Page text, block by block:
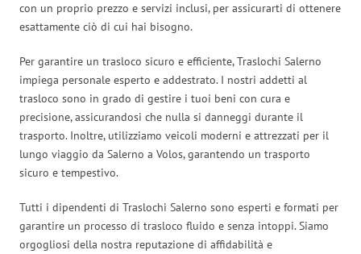
con un proprio prezzo e servizi inclusi, per assicurarti di ottenere
esattamente ciò di cui hai bisogno.
Per garantire un trasloco sicuro e efficiente, Traslochi Salerno
impiega personale esperto e addestrato. I nostri addetti al
trasloco sono in grado di gestire i tuoi beni con cura e
precisione, assicurandosi che nulla si danneggi durante il
trasporto. Inoltre, utilizziamo veicoli moderni e attrezzati per il
lungo viaggio da Salerno a Volos, garantendo un trasporto
sicuro e tempestivo.
Tutti i dipendenti di Traslochi Salerno sono esperti e formati per
garantire un processo di trasloco fluido e senza intoppi. Siamo
orgogliosi della nostra reputazione di affidabilità e